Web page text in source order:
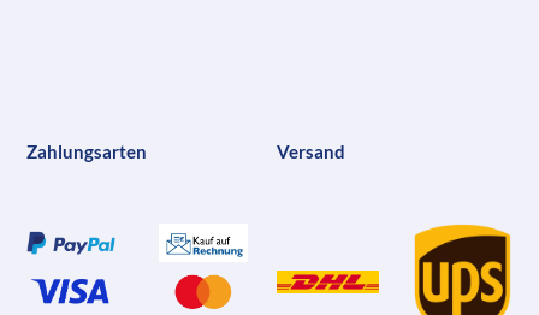
Zahlungsarten Versand